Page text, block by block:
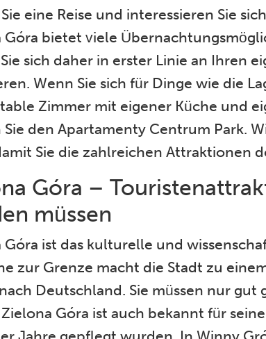
eine Reise und interessieren Sie
Góra bietet viele
sich daher in erster Linie an Ihren
Wenn Sie sich für Dinge wie die
Zimmer mit eigener Küche und
den Apartamenty Centrum Park.
Sie die zahlreichen Attraktionen
Góra –
müssen
Góra ist das kulturelle und
zur Grenze macht die Stadt zu
Deutschland. Sie müssen nur
Góra ist auch bekannt für